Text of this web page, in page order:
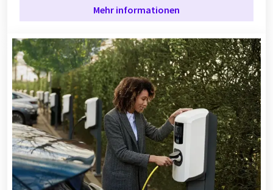
Mehr informationen